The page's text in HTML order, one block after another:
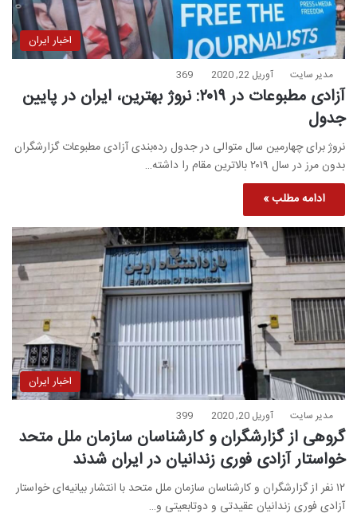
اخبار ایران
مدیر سایت آوریل 22, 2020 369
آزادی مطبوعات در ۲۰۱۹: نروژ بهترین، ایران در پایین
جدول
نروژ برای چهارمین سال متوالی در جدول رده‌بندی آزادی مطبوعات گزارشگران
بدون مرز در سال ۲۰۱۹ بالاترین مقام را داشته…
ادامه مطلب »
اخبار ایران
مدیر سایت آوریل 20, 2020 399
گروهی از گزارشگران و کارشناسان سازمان ملل متحد
خواستار آزادی فوری زندانیان در ایران شدند
۱۲ نفر از گزارشگران و کارشناسان سازمان ملل متحد با انتشار بیانیه‌ای خواستار
آزادی فوری زندانیان عقیدتی و دوتابعیتی و…